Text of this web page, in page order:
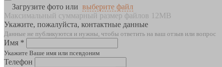
Загрузите фото или выберите файл
Максимальный суммарный размер файлов 12MB
Укажите, пожалуйста, контактные данные
Данные не публикуются и нужны, чтобы ответить на ваш отзыв или вопрос
Имя *
Укажите Ваше имя или псевдоним
Телефон